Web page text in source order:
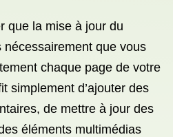
que la mise à jour du
que vous
chaque page de votre
simplement d’ajouter des
de mettre à jour des
éléments multimédias